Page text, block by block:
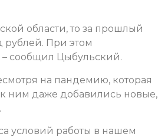
области, то за прошлый
рублей. При этом
– сообщил Цыбульский.
на пандемию, которая
ним даже добавились новые,
условий работы в нашем